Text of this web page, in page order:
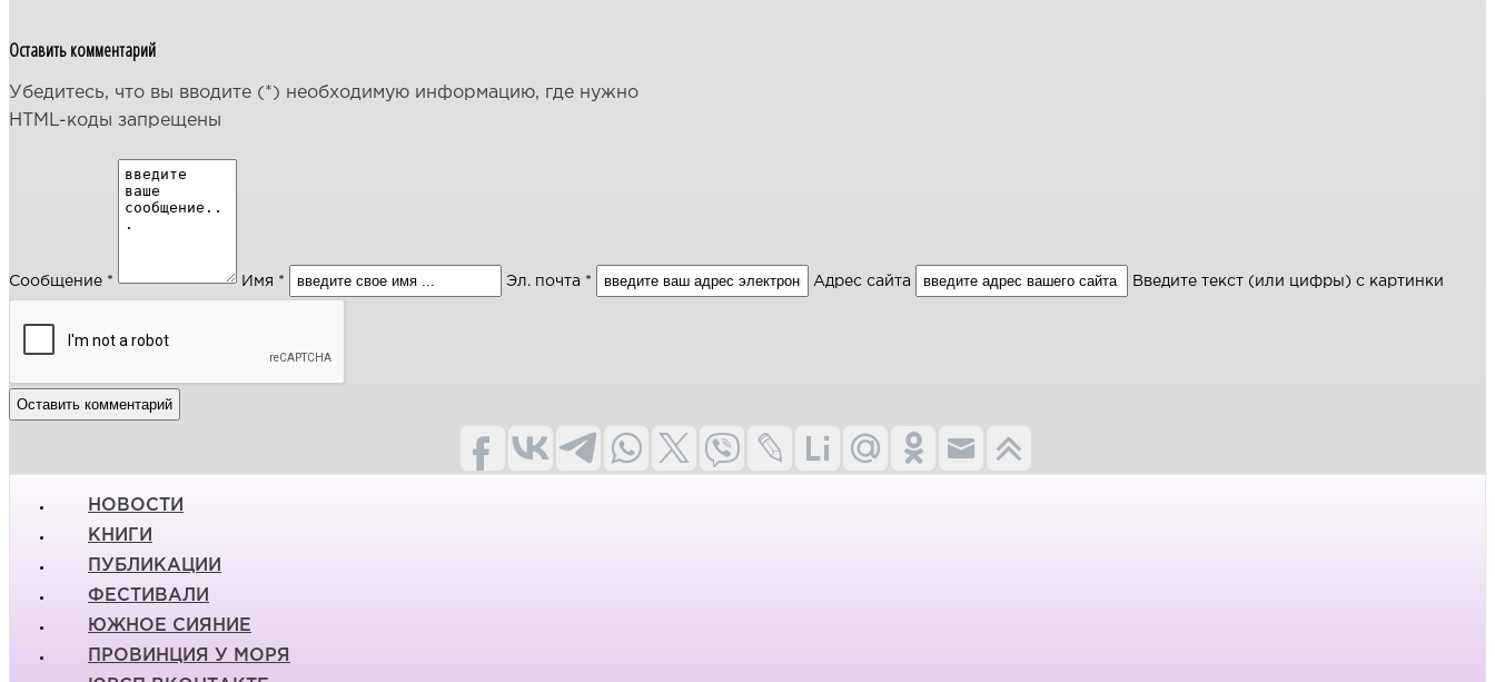
Оставить комментарий
Убедитесь, что вы вводите (*) необходимую информацию, где нужно
HTML-коды запрещены
Сообщение * Имя * Эл. почта * Адрес сайта Введите текст (или цифры) с картинки
НОВОСТИ
КНИГИ
ПУБЛИКАЦИИ
ФЕСТИВАЛИ
ЮЖНОЕ СИЯНИЕ
ПРОВИНЦИЯ У МОРЯ